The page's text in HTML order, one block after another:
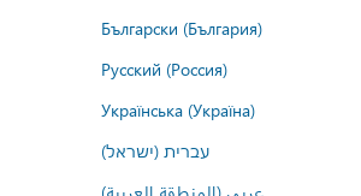
Български (България)
Русский (Россия)
Українська (Україна)
עברית (ישראל)
عربي (المنطقة العربية)